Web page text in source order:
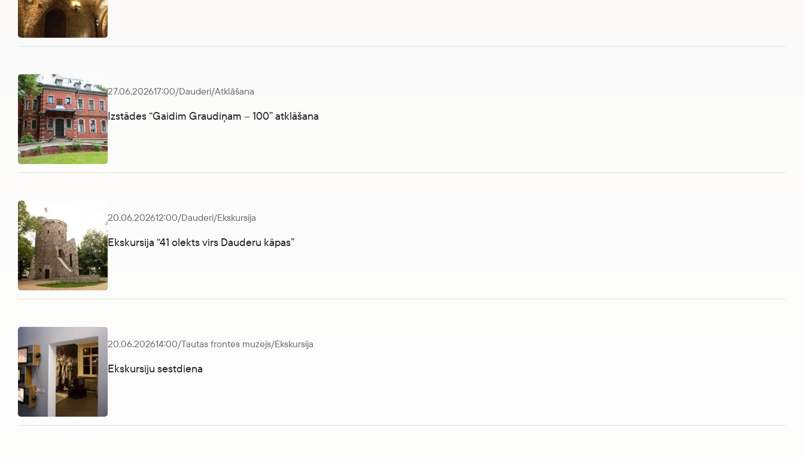
Ekskursija ekspozīcijā “Livonijas pilis”
Izstādes “Gaidim Graudiņam – 100” atklāšana
27.06.202617:00/Dauderi/Atklāšana
Izstādes “Gaidim Graudiņam – 100” atklāšana
Ekskursija “41 olekts virs Dauderu kāpas”
20.06.202612:00/Dauderi/Ekskursija
Ekskursija “41 olekts virs Dauderu kāpas”
Ekskursiju sestdiena
20.06.202614:00/Tautas frontes muzejs/Ekskursija
Ekskursiju sestdiena